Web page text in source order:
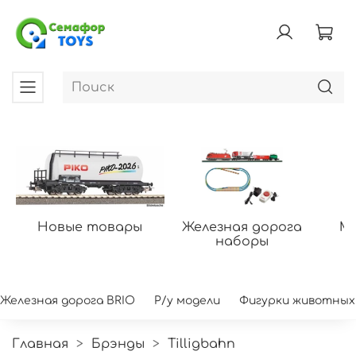
Новые товары
Железная дорога
наборы
Железная дорога BRIO Р/у модели Фигурки животных
Главная Брэнды Tilligbahn